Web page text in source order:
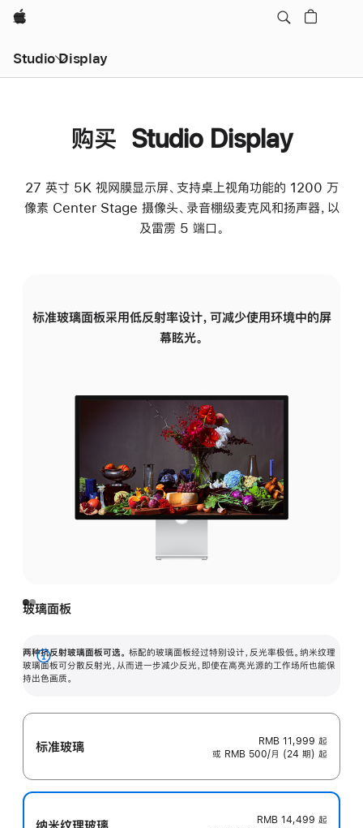
Apple
Studio Display
购买 Studio Display
27 英寸 5K 视网膜显示屏、支持桌上视角功能的 1200 万
像素 Center Stage 摄像头、录音棚级麦克风和扬声器，以
及雷雳 5 端口。
标准玻璃面板采用低反射率设计，可减少使用环境中的屏
幕眩光。
玻璃面板
两种抗反射玻璃面板可选。 标配的玻璃面板经过特别设计，反光率极低。纳米纹理
玻璃面板可分散反射光，从而进一步减少反光，即使在高亮光源的工作场所也能保
持出色画质。
展
开
标准玻璃 RMB 11,999 起
或 RMB 500/月 (24 期) 起
纳米纹理玻璃 RMB 14,499 起